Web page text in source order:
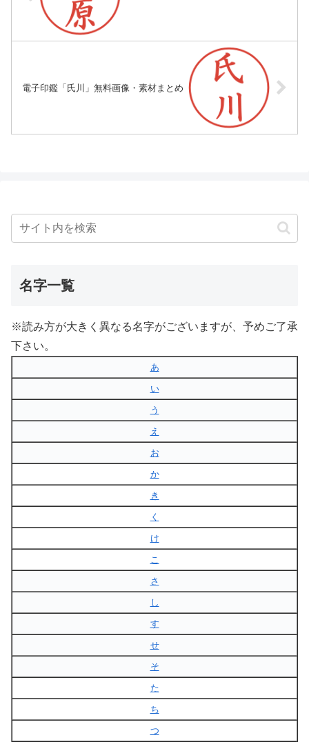
電子印鑑「氏川」無料画像・素材まとめ
名字一覧
※読み方が大きく異なる名字がございますが、予めご了承
下さい。
あ
い
う
え
お
か
き
く
け
こ
さ
し
す
せ
そ
た
ち
つ